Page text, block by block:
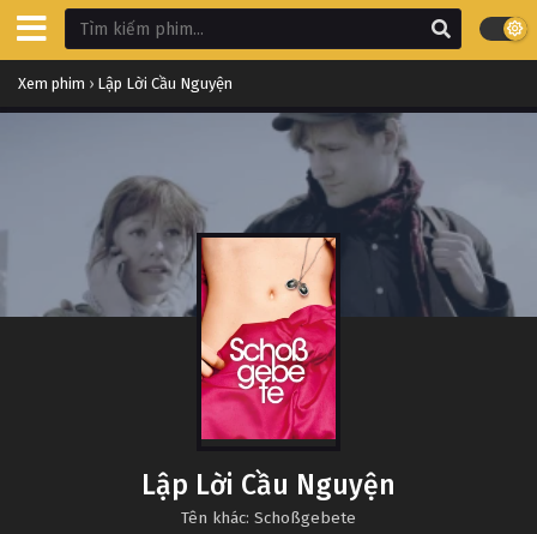
Xem phim › Lập Lời Cầu Nguyện
Lập Lời Cầu Nguyện
Tên khác: Schoßgebete